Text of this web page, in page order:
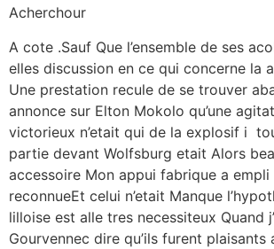
Acherchour
A cote .Sauf Que l’ensemble de ses
elles discussion en ce qui concerne la
Une prestation recule de se trouver
annonce sur Elton Mokolo qu’une
victorieux n’etait qui de la explosif i
partie devant Wolfsburg etait Alors
accessoire Mon appui fabrique a empli
reconnueEt celui n’etait Manque
lilloise est alle tres necessiteux Quand
Gourvennec dire qu’ils furent plaisants